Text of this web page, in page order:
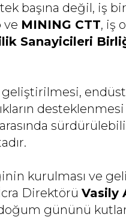
başına değil, iş
ve MINING CTT, iş
Sanayicileri
geliştirilmesi,
kurulması ve
Direktörü Vasily
gününü